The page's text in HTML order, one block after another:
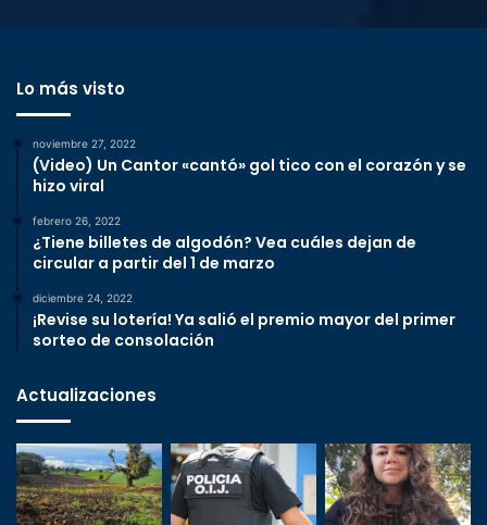
Lo más visto
noviembre 27, 2022
(Video) Un Cantor «cantó» gol tico con el corazón y se
hizo viral
febrero 26, 2022
¿Tiene billetes de algodón? Vea cuáles dejan de
circular a partir del 1 de marzo
diciembre 24, 2022
¡Revise su lotería! Ya salió el premio mayor del primer
sorteo de consolación
Actualizaciones